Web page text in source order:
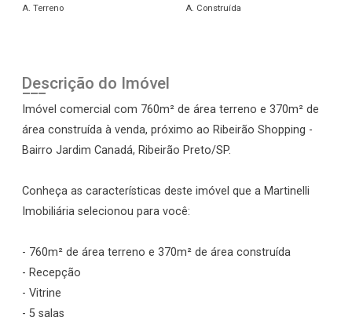
A. Terreno A. Construída
Descrição do Imóvel
Imóvel comercial com 760m² de área terreno e 370m² de
área construída à venda, próximo ao Ribeirão Shopping -
Bairro Jardim Canadá, Ribeirão Preto/SP.
Conheça as características deste imóvel que a Martinelli
Imobiliária selecionou para você:
- 760m² de área terreno e 370m² de área construída
- Recepção
- Vitrine
- 5 salas